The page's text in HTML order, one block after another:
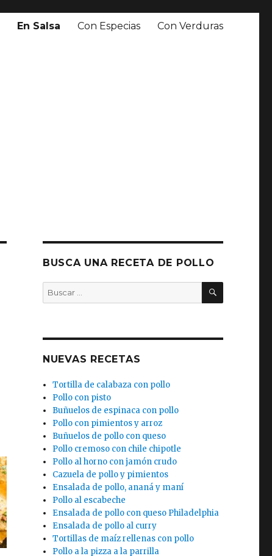
En Salsa Con Especias Con Verduras
BUSCA UNA RECETA DE POLLO
Buscar
por:
BUSCAR
NUEVAS RECETAS
Tortilla de calabaza con pollo
Pollo con pisto
Buñuelos de espinaca con pollo
Pollo con pimientos y arroz
Buñuelos de pollo con queso
Pollo cremoso con chile chipotle
Pollo al horno con jamón crudo
Cazuela de pollo y pimientos
Ensalada de pollo, ananá y maní
Pollo al escabeche
Ensalada de pollo con queso Philadelphia
Ensalada de pollo al curry
Tortillas de maíz rellenas con pollo
Pollo a la pizza a la parrilla